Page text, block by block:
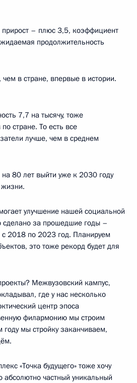
прирост – плюс 3,5, коэффициент
продолжительность
в стране, впервые в истории.
7,7 на тысячу, тоже
стране. То есть все
лучше, чем в среднем
80 лет выйти уже к 2030 году
жизни.
улучшение нашей социальной
сделано за прошедшие годы –
2018 по 2023 год. Планируем
это тоже рекорд будет для
Межвузовский кампус,
где у нас несколько
центр эпоса
филармонию мы строим
году мы стройку заканчиваем,
«Точка будущего» тоже хочу
абсолютно частный уникальный